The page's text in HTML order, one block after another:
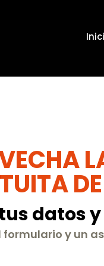
datos
formulario y un